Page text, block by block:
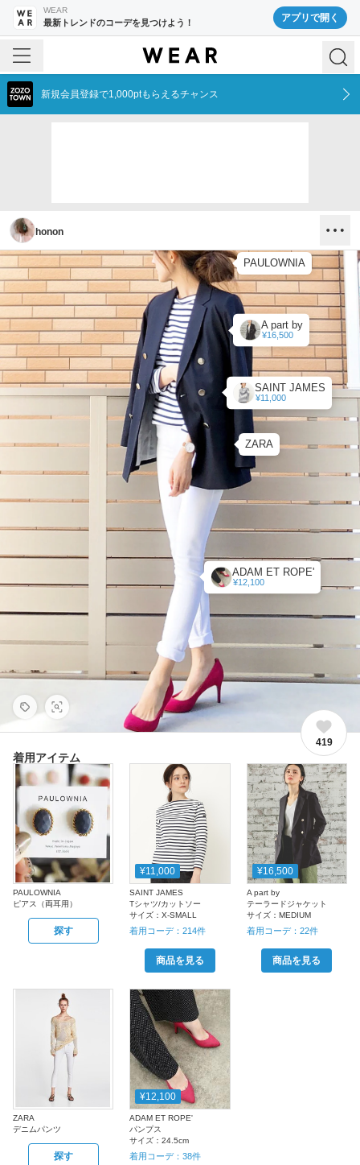
WEAR
最新トレンドのコーデを見つけよう！ アプリで開く
新規会員登録で1,000ptもらえるチャンス
honon
PAULOWNIA
SAINT JAMES
¥11,000
A part by
¥16,500
ZARA
ADAM ET ROPE'
¥12,100
419
着用アイテム
PAULOWNIA
ピアス（両耳用）
探す
¥11,000
SAINT JAMES
Tシャツ/カットソー
サイズ：X-SMALL
着用コーデ：214件
商品を見る
¥16,500
A part by
テーラードジャケット
サイズ： MEDIUM
着用コーデ： 22件
商品を見る
ZARA
デニムパンツ
探す
¥12,100
ADAM ET ROPE'
パンプス
サイズ：24.5cm
着用コーデ：38件